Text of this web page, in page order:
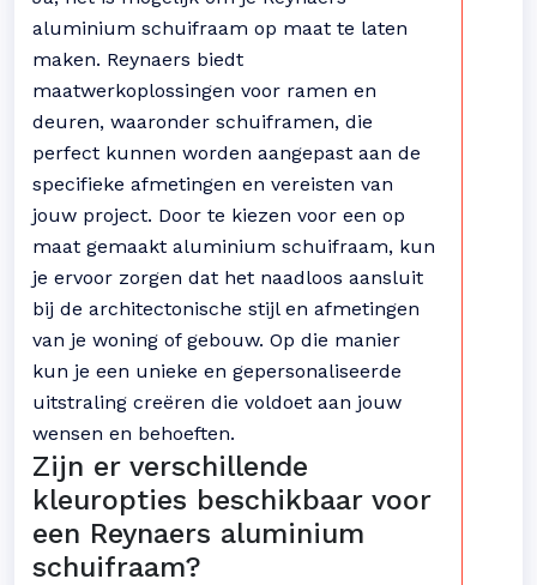
aluminium schuifraam op maat te laten
maken. Reynaers biedt
maatwerkoplossingen voor ramen en
deuren, waaronder schuiframen, die
perfect kunnen worden aangepast aan de
specifieke afmetingen en vereisten van
jouw project. Door te kiezen voor een op
maat gemaakt aluminium schuifraam, kun
je ervoor zorgen dat het naadloos aansluit
bij de architectonische stijl en afmetingen
van je woning of gebouw. Op die manier
kun je een unieke en gepersonaliseerde
uitstraling creëren die voldoet aan jouw
wensen en behoeften.
Zijn er verschillende
kleuropties beschikbaar voor
een Reynaers aluminium
schuifraam?